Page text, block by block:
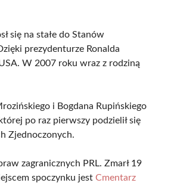
się na stałe do Stanów
prezydenturze Ronalda
W 2007 roku wraz z rodziną
i Bogdana Rupińskiego
po raz pierwszy podzielił się
Zjednoczonych.
zagranicznych PRL. Zmarł 19
spoczynku jestCmentarz